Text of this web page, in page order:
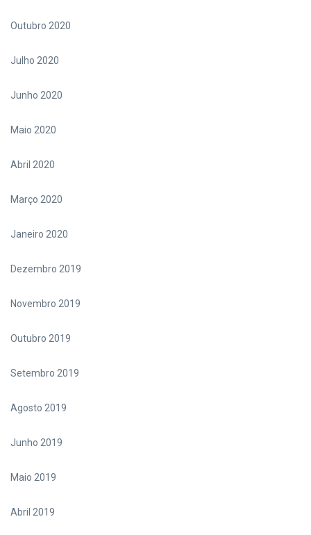
Outubro 2020
Julho 2020
Junho 2020
Maio 2020
Abril 2020
Março 2020
Janeiro 2020
Dezembro 2019
Novembro 2019
Outubro 2019
Setembro 2019
Agosto 2019
Junho 2019
Maio 2019
Abril 2019